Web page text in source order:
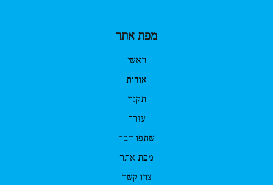
מפת אתר
ראשי
אודות
תקנון
עזרה
שתפו חבר
מפת אתר
צרו קשר